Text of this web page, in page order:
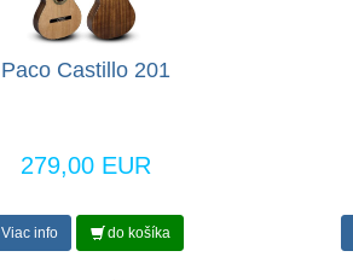
Paco Castillo 201
279,00 EUR
Viac info do košíka